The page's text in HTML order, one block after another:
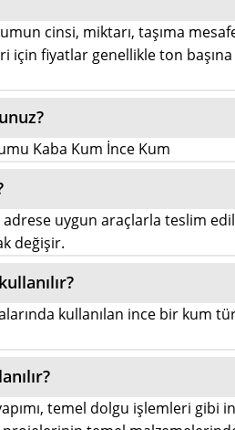
cinsi, miktarı, taşıma
için fiyatlar genellikle ton
Kaba Kum İnce Kum
adrese uygun araçlarla teslim
değişir.
kullanılan ince bir kum
temel dolgu işlemleri gibi